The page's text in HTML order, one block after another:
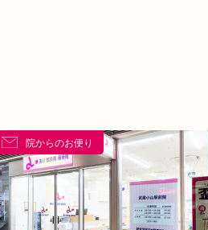
院からのお便り